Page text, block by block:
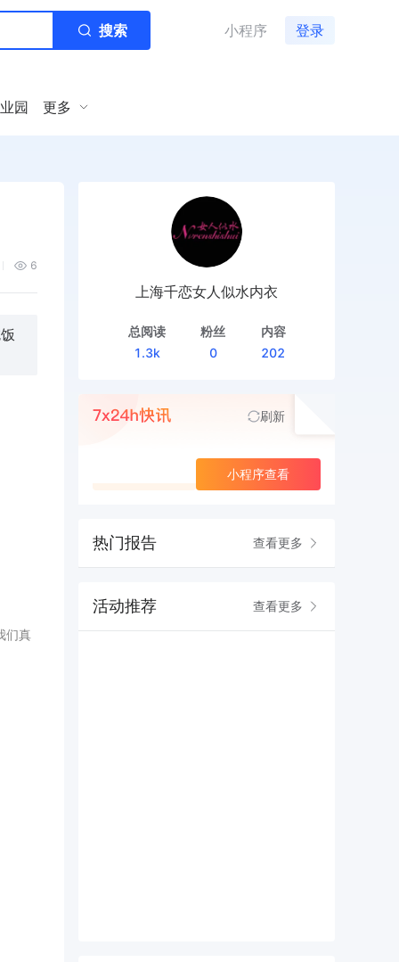
搜索 小程序 登录
园 更多
6
们真
上海千恋女人似水内衣
总阅读
1.3k
粉丝
0
内容
202
刷新
小程序查看
热门报告 查看更多
活动推荐 查看更多